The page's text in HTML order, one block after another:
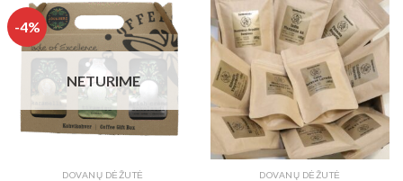
-4%
NETURIME
DOVANŲ DĖŽUTĖ DOVANŲ DĖŽUTĖ